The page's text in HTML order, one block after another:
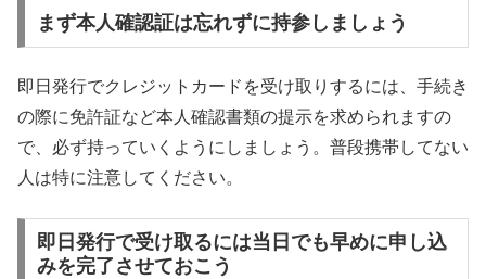
まず本人確認証は忘れずに持参しましょう
即日発行でクレジットカードを受け取りするには、手続き
の際に免許証など本人確認書類の提示を求められますの
で、必ず持っていくようにしましょう。普段携帯してない
人は特に注意してください。
即日発行で受け取るには当日でも早めに申し込
みを完了させておこう